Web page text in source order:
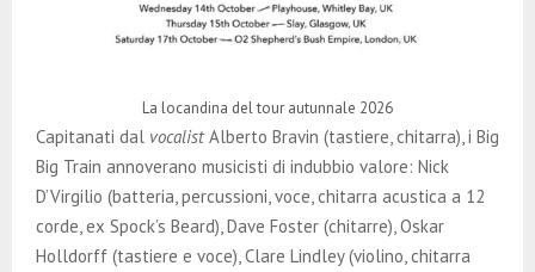
La locandina del tour autunnale 2026
Capitanati dal vocalistAlberto Bravin (tastiere, chitarra), i Big
Big Train annoverano musicisti di indubbio valore: Nick
D’Virgilio (batteria, percussioni, voce, chitarra acustica a 12
corde, ex Spock’s Beard), Dave Foster (chitarre), Oskar
Holldorff (tastiere e voce), Clare Lindley (violino, chitarra